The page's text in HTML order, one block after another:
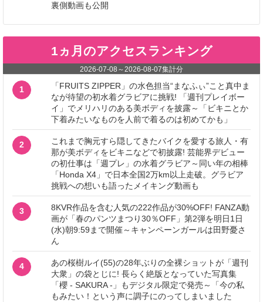
裏側動画も公開
1ヵ月のアクセスランキング
2026-07-08 ～2026-08-07集計分
1
「FRUITS ZIPPER」の水色担当“まなふぃ”こと真中ま
なが待望の初水着グラビアに挑戦! 「週刊プレイボー
イ」でメリハリのある美ボディを披露～「ビキニとか
下着みたいなものを人前で着るのは初めてかも」
2
これまで胸元すら隠してきたバイクを愛する旅人・有
那が美ボディをビキニなどで初披露! 芸能界デビュー
の初仕事は「週プレ」の水着グラビア～同い年の相棒
「Honda X4」で日本全国2万km以上走破。グラビア
挑戦への想いも語ったメイキング動画も
3
8KVR作品を含む人気の222作品が30%OFF! FANZA動
画が「春のパンツまつり30％OFF」第2弾を明日1日
(水)朝9:59まで開催～キャンペーンガールは田野憂さ
ん
4
あの桜樹ルイ(55)の28年ぶりの全裸ショットが「週刊
大衆」の袋とじに! 長らく絶版となっていた写真集
「櫻 - SAKURA -」もデジタル限定で発売～「今の私
もみたい！という声に調子にのってしまいました